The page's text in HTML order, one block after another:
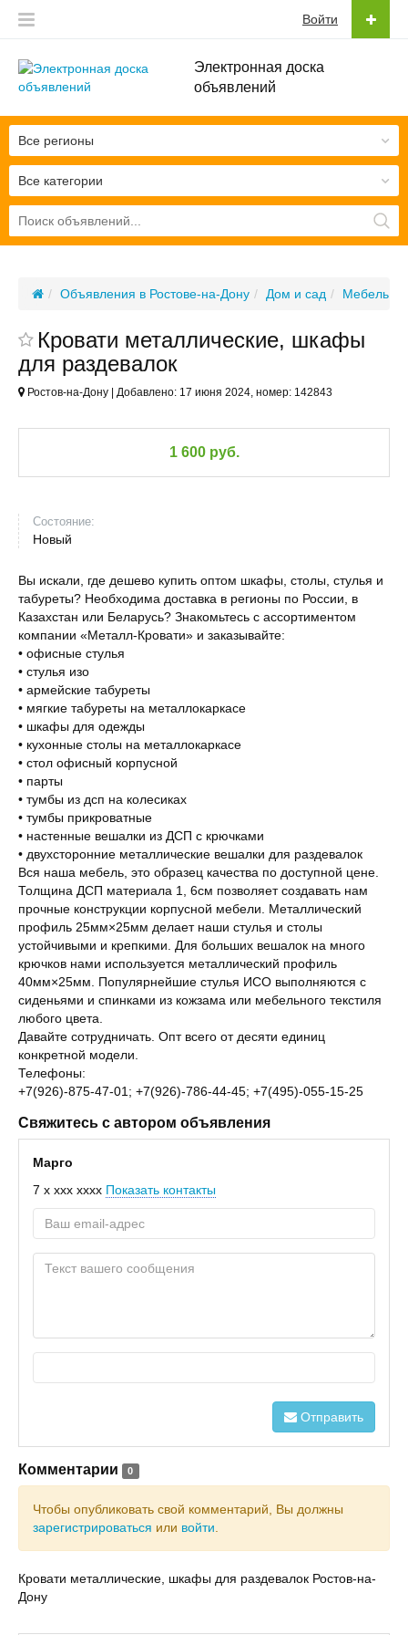
Электронная доска
объявлений
Войти
Все категории
Все регионы
Объявления в Ростове-на-Дону Дом и сад Мебель
Кровати металлические, шкафы
для раздевалок
Ростов-на-Дону | Добавлено: 17 июня 2024, номер: 142843
1 600 руб.
Состояние:
Новый
Вы искали, где дешево купить оптом шкафы, столы, стулья и
табуреты? Необходима доставка в регионы по России, в
Казахстан или Беларусь? Знакомьтесь с ассортиментом
компании «Металл-Кровати» и заказывайте:
• офисные стулья
• стулья изо
• армейские табуреты
• мягкие табуреты на металлокаркасе
• шкафы для одежды
• кухонные столы на металлокаркасе
• стол офисный корпусной
• парты
• тумбы из дсп на колесиках
• тумбы прикроватные
• настенные вешалки из ДСП с крючками
• двухсторонние металлические вешалки для раздевалок
Вся наша мебель, это образец качества по доступной цене.
Толщина ДСП материала 1, 6см позволяет создавать нам
прочные конструкции корпусной мебели. Металлический
профиль 25мм×25мм делает наши стулья и столы
устойчивыми и крепкими. Для больших вешалок на много
крючков нами используется металлический профиль
40мм×25мм. Популярнейшие стулья ИСО выполняются с
сиденьями и спинками из кожзама или мебельного текстиля
любого цвета.
Давайте сотрудничать. Опт всего от десяти единиц
конкретной модели.
Телефоны:
+7(926)-875-47-01; +7(926)-786-44-45; +7(495)-055-15-25
Свяжитесь с автором объявления
Марго
7 x xxx xxxx Показать контакты
Отправить
Комментарии 0
Чтобы опубликовать свой комментарий, Вы должны
зарегистрироваться или войти
Кровати металлические, шкафы для раздевалок Ростов-на-
Дону